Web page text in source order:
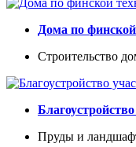
Дома по
Строительство
Пруды и